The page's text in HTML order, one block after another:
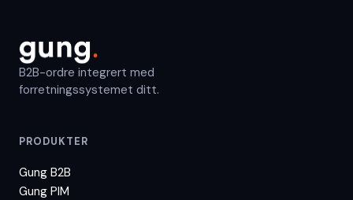
B2B-ordre integrert med
forretningssystemet ditt.
PRODUKTER
Gung B2B
Gung PIM